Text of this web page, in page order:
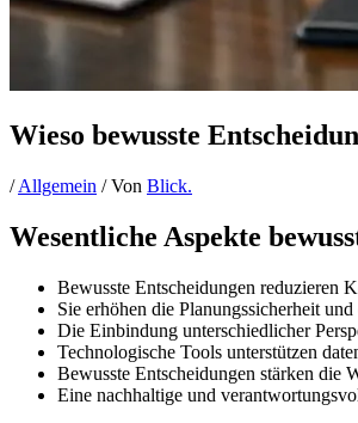
Wieso bewusste
/Allgemein / Von Blick.
Wesentliche Aspekte
Bewusste Entscheidungen reduzieren
Sie erhöhen die Planungssicherheit
Die Einbindung unterschiedlicher
Technologische Tools unterstützen
Bewusste Entscheidungen stärken die
Eine nachhaltige und